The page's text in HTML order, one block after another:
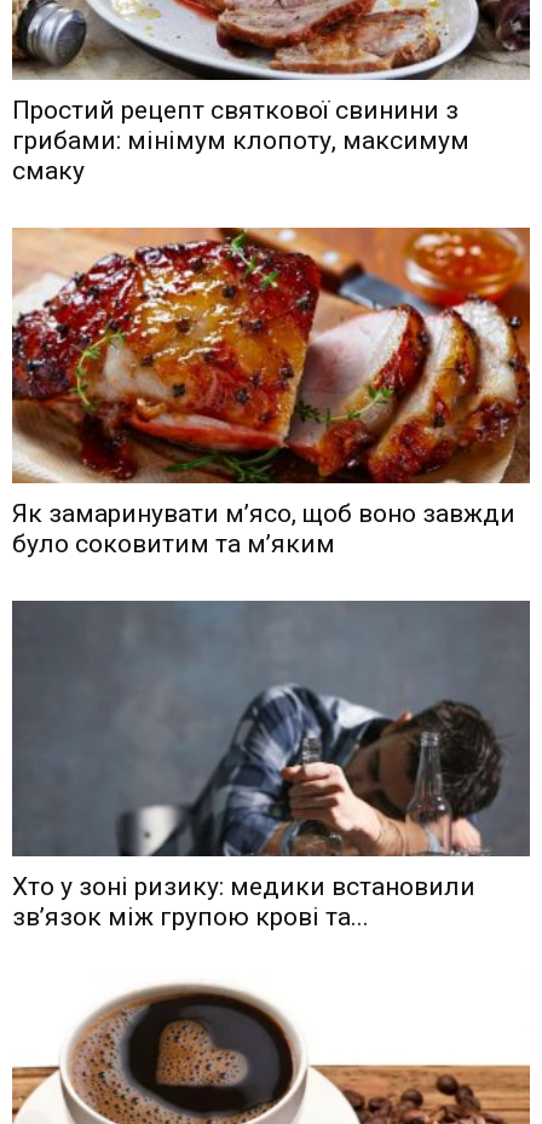
Простий рецепт святкової свинини з
грибами: мінімум клопоту, максимум
смаку
Як замаринувати м’ясо, щоб воно завжди
було соковитим та м’яким
Хто у зоні ризику: медики встановили
зв’язок між групою крові та...